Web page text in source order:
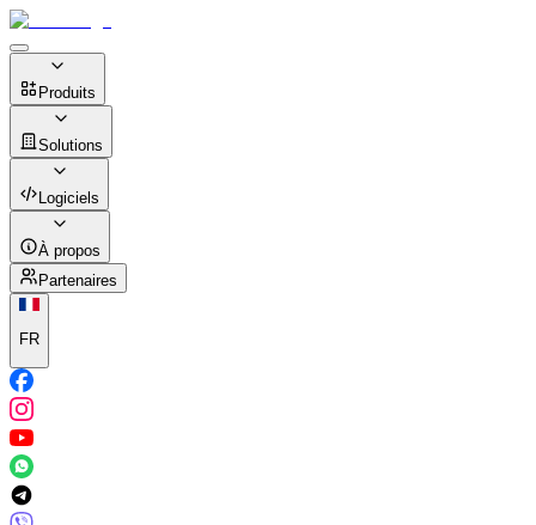
Produits
Solutions
Logiciels
À propos
Partenaires
FR